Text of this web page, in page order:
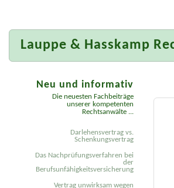
Lauppe & Hasskamp
Neu und informativ
Die neuesten Fachbeiträge
unserer kompetenten
Rechtsanwälte ...
Darlehensvertrag vs.
Schenkungsvertrag
Das Nachprüfungsverfahren bei
der
Berufsunfähigkeitsversicherung
Vertrag unwirksam wegen